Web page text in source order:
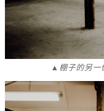
▲棚子的另一